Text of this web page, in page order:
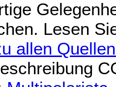
Lesen
allen